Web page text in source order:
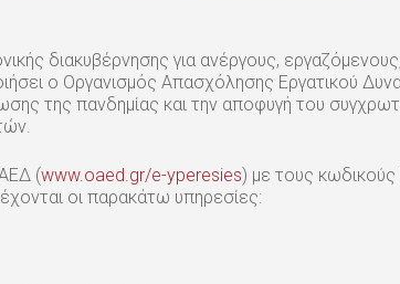
διακυβέρνησης για ανέργους,
ο Οργανισμός Απασχόλησης Εργατικού
της πανδημίας και την αποφυγή του
(www.oaed.gr/e-yperesies) με τους
οι παρακάτω υπηρεσίες: